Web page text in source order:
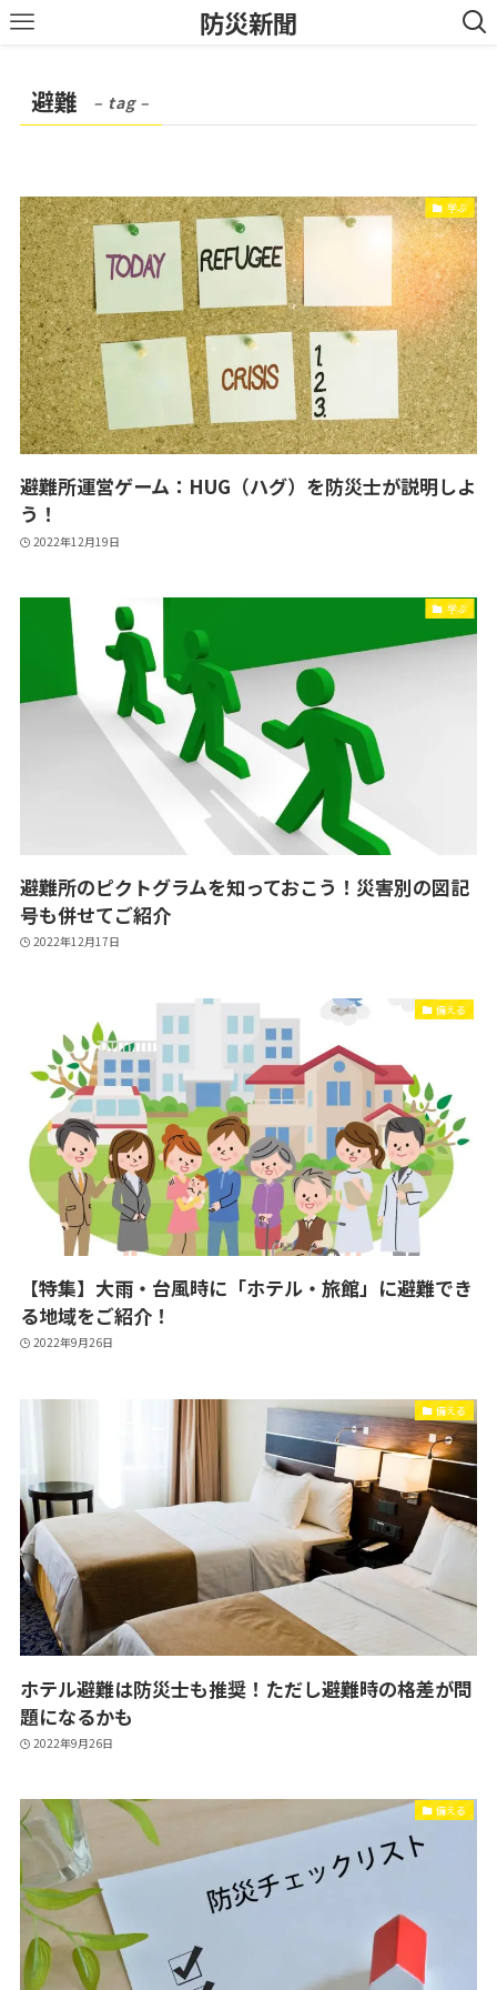
防災新聞
避難 – tag –
学ぶ
避難所運営ゲーム：HUG（ハグ）を防災士が説明しよ
う！
2022年12月19日
学ぶ
避難所のピクトグラムを知っておこう！災害別の図記
号も併せてご紹介
2022年12月17日
備える
【特集】大雨・台風時に「ホテル・旅館」に避難でき
る地域をご紹介！
2022年9月26日
備える
ホテル避難は防災士も推奨！ただし避難時の格差が問
題になるかも
2022年9月26日
備える